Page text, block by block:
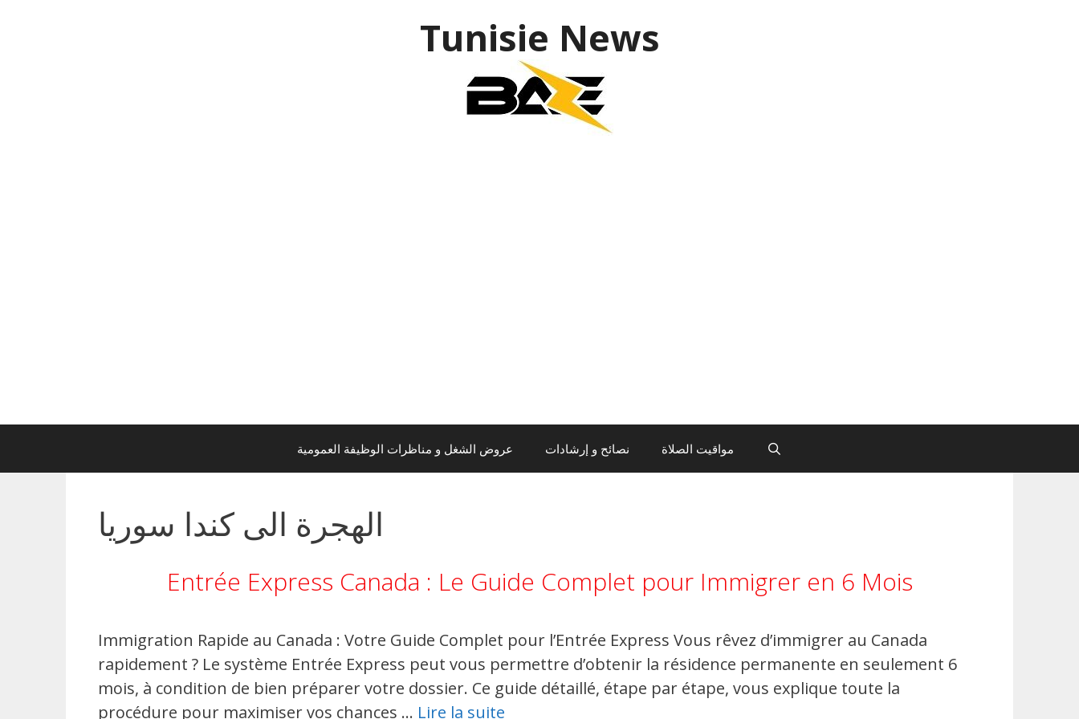
Tunisie News
عروض الشغل و مناظرات الوظيفة العمومية نصائح و إرشادات مواقيت الصلاة
الهجرة الى كندا سوريا
Entrée Express Canada : Le Guide Complet pour Immigrer en 6 Mois
Immigration Rapide au Canada : Votre Guide Complet pour l’Entrée Express Vous rêvez d’immigrer au Canada
rapidement ? Le système Entrée Express peut vous permettre d’obtenir la résidence permanente en seulement 6
mois, à condition de bien préparer votre dossier. Ce guide détaillé, étape par étape, vous explique toute la
procédure pour maximiser vos chances … Lire la suite